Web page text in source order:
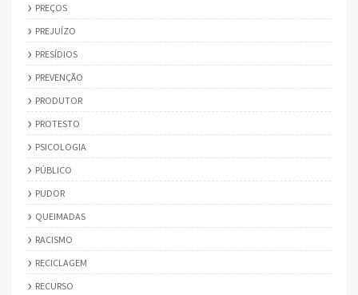
PREÇOS
PREJUÍZO
PRESÍDIOS
PREVENÇÃO
PRODUTOR
PROTESTO
PSICOLOGIA
PÚBLICO
PUDOR
QUEIMADAS
RACISMO
RECICLAGEM
RECURSO